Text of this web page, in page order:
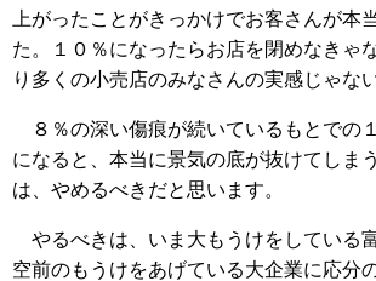
上がったことがきっかけでお客さんが本
た。１０％になったらお店を閉めなきゃ
り多くの小売店のみなさんの実感じゃな
８％の深い傷痕が続いているもとでの
になると、本当に景気の底が抜けてしま
は、やめるべきだと思います。
やるべきは、いま大もうけをしている
空前のもうけをあげている大企業に応分